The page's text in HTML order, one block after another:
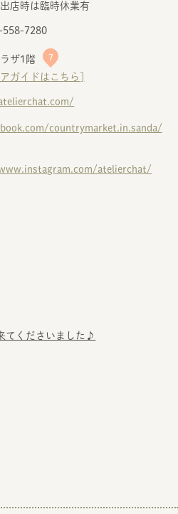
店時は臨時休業有
558-7280
ザ1階 7
ガイドはこちら]
countrymarket.in.sanda/
atelierchat/
てくださいました♪